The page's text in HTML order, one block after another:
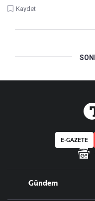
Kaydet
E-GAZETE
Gündem